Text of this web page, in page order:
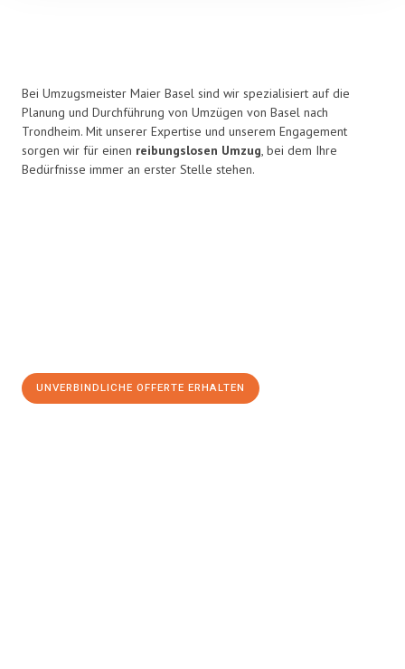
Bei Umzugsmeister Maier Basel sind wir spezialisiert auf die
Planung und Durchführung von Umzügen von Basel nach
Trondheim. Mit unserer Expertise und unserem Engagement
sorgen wir für einen reibungslosen Umzug, bei dem Ihre
Bedürfnisse immer an erster Stelle stehen.
UNVERBINDLICHE OFFERTE ERHALTEN